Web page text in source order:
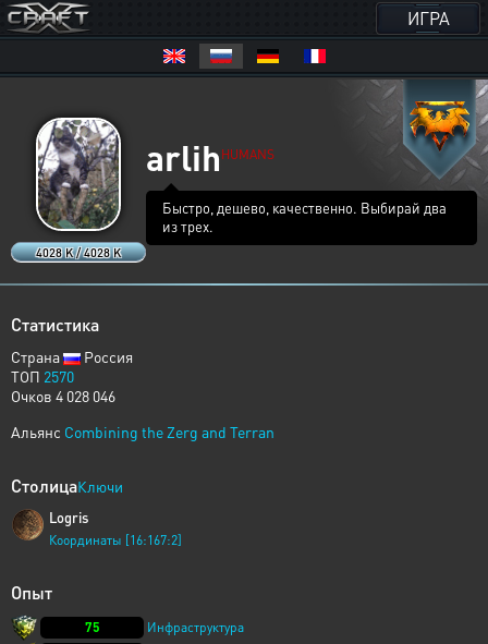
ИГРА
4028 K / 4028 K
arlih HUMANS
Быстро, дешево, качественно. Выбирай два
из трех.
Статистика
Страна
Россия
ТОП 2570
Очков 4 028 046
Альянс Combining the Zerg and Terran
СтолицаКлючи
Logris
Координаты [16:167:2]
Опыт
75
Инфраструктура